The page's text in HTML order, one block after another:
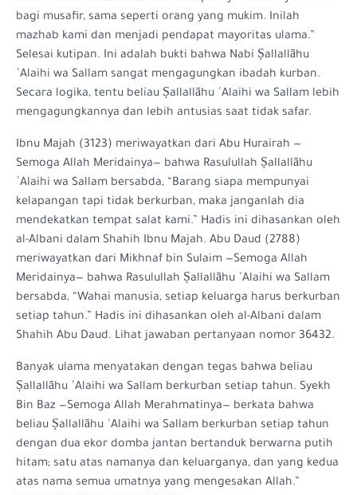
bagi musafir, sama seperti orang yang mukim. Inilah
mazhab kami dan menjadi pendapat mayoritas ulama.”
Selesai kutipan. Ini adalah bukti bahwa Nabi Ṣallallāhu
ʿAlaihi wa Sallam sangat mengagungkan ibadah kurban.
Secara logika, tentu beliau Ṣallallāhu ʿAlaihi wa Sallam lebih
mengagungkannya dan lebih antusias saat tidak safar.
Ibnu Majah (3123) meriwayatkan dari Abu Hurairah —
Semoga Allah Meridainya— bahwa Rasulullah Ṣallallāhu
ʿAlaihi wa Sallam bersabda, “Barang siapa mempunyai
kelapangan tapi tidak berkurban, maka janganlah dia
mendekatkan tempat salat kami.” Hadis ini dihasankan oleh
al-Albani dalam Shahih Ibnu Majah. Abu Daud (2788)
meriwayatkan dari Mikhnaf bin Sulaim —Semoga Allah
Meridainya— bahwa Rasulullah Ṣallallāhu ʿAlaihi wa Sallam
bersabda, “Wahai manusia, setiap keluarga harus berkurban
setiap tahun.” Hadis ini dihasankan oleh al-Albani dalam
Shahih Abu Daud. Lihat jawaban pertanyaan nomor 36432.
Banyak ulama menyatakan dengan tegas bahwa beliau
Ṣallallāhu ʿAlaihi wa Sallam berkurban setiap tahun. Syekh
Bin Baz —Semoga Allah Merahmatinya— berkata bahwa
beliau Ṣallallāhu ʿAlaihi wa Sallam berkurban setiap tahun
dengan dua ekor domba jantan bertanduk berwarna putih
hitam; satu atas namanya dan keluarganya, dan yang kedua
atas nama semua umatnya yang mengesakan Allah.”